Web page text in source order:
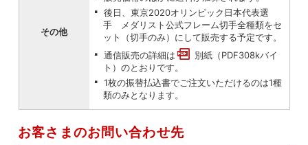
その他
後日、東京2020オリンピック日本代表選
手 メダリスト公式フレーム切手全種類をセ
ット（切手のみ）にして販売する予定です。
通信販売の詳細は
別紙（PDF308kバイ
ト）のとおりです。
1枚の振替払込書でご注文いただけるのは1種
類のみとなります。
お客さまのお問い合わせ先